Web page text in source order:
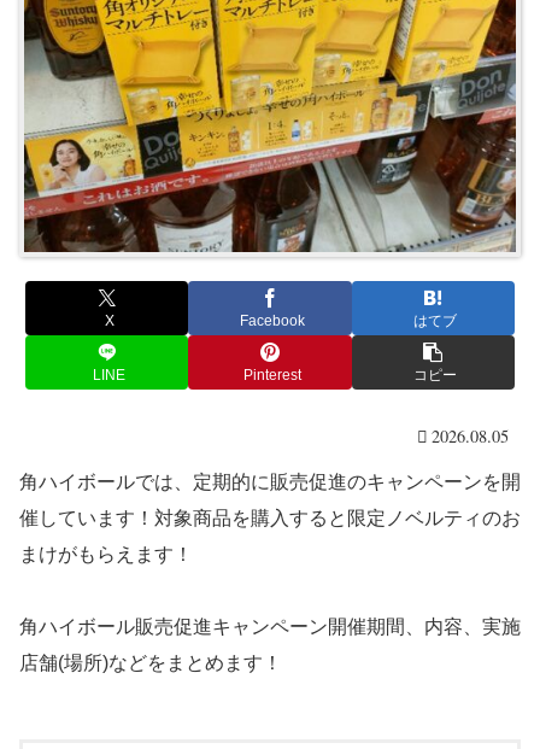
X Facebook はてブ
LINE Pinterest コピー
2026.08.05
角ハイボールでは、定期的に販売促進のキャンペーンを開
催しています！対象商品を購入すると限定ノベルティのお
まけがもらえます！
角ハイボール販売促進キャンペーン開催期間、内容、実施
店舗(場所)などをまとめます！